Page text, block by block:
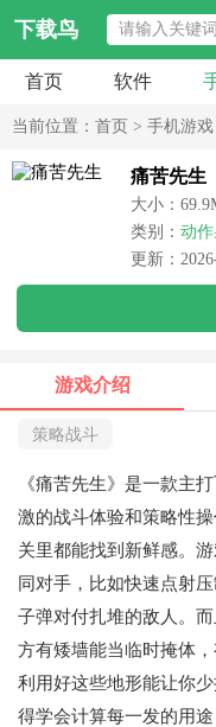
下载鸟
首页 软件
当前位置： 首页 > 手机游戏
痛苦先生
大小：
类别： 动
更新：
游戏介绍
策略战斗
《痛苦先生》是一款主
激的战斗体验和策略性
关里都能找到新鲜感。
同对手，比如快速点射
子弹对付扎堆的敌人。
方有矮墙能当临时掩体
利用好这些地形能让你
得学会计算每一发的用